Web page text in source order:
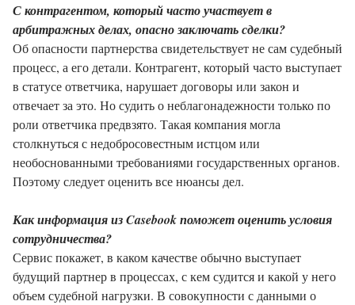
С контрагентом, который часто участвует в
арбитражных делах, опасно заключать сделки?
Об опасности партнерства свидетельствует не сам судебный
процесс, а его детали. Контрагент, который часто выступает
в статусе ответчика, нарушает договоры или закон и
отвечает за это. Но судить о неблагонадежности только по
роли ответчика предвзято. Такая компания могла
столкнуться с недобросовестным истцом или
необоснованными требованиями государственных органов.
Поэтому следует оценить все нюансы дел.
Как информация из Casebook поможет оценить условия
сотрудничества?
Сервис покажет, в каком качестве обычно выступает
будущий партнер в процессах, с кем судится и какой у него
объем судебной нагрузки. В совокупности с данными о